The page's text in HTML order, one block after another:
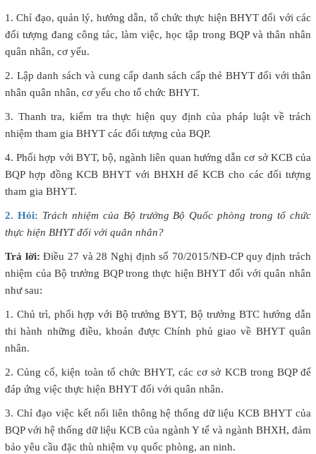
1. Chỉ đạo, quản lý, hướng dẫn, tổ chức thực hiện BHYT đối với các
đối tượng đang công tác, làm việc, học tập trong BQP và thân nhân
quân nhân, cơ yếu.
2. Lập danh sách và cung cấp danh sách cấp thẻ BHYT đối với thân
nhân quân nhân, cơ yếu cho tổ chức BHYT.
3. Thanh tra, kiểm tra thực hiện quy định của pháp luật về trách
nhiệm tham gia BHYT các đối tượng của BQP.
4. Phối hợp với BYT, bộ, ngành liên quan hướng dẫn cơ sở KCB của
BQP hợp đồng KCB BHYT với BHXH để KCB cho các đối tượng
tham gia BHYT.
2. Hỏi: Trách nhiệm của Bộ trưởng Bộ Quốc phòng trong tổ chức
thực hiện BHYT đối với quân nhân?
Trả lời: Điều 27 và 28 Nghị định số 70/2015/NĐ-CP quy định trách
nhiệm của Bộ trưởng BQP trong thực hiện BHYT đối với quân nhân
như sau:
1. Chủ trì, phối hợp với Bộ trưởng BYT, Bộ trưởng BTC hướng dẫn
thi hành những điều, khoản được Chính phủ giao về BHYT quân
nhân.
2. Củng cố, kiện toàn tổ chức BHYT, các cơ sở KCB trong BQP để
đáp ứng việc thực hiện BHYT đối với quân nhân.
3. Chỉ đạo việc kết nối liên thông hệ thống dữ liệu KCB BHYT của
BQP với hệ thống dữ liệu KCB của ngành Y tế và ngành BHXH, đảm
bảo yêu cầu đặc thù nhiệm vụ quốc phòng, an ninh.